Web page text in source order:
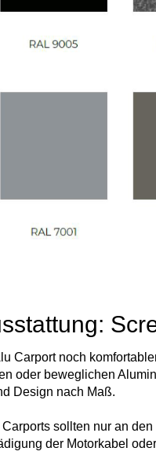
Carport noch
oder beweglichen
Design nach Maß.
sollten nur an
der Motorkabel